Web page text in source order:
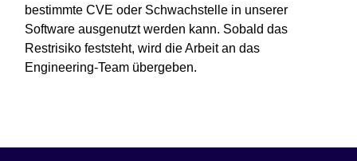
bestimmte CVE oder Schwachstelle in unserer
Software ausgenutzt werden kann. Sobald das
Restrisiko feststeht, wird die Arbeit an das
Engineering-Team übergeben.